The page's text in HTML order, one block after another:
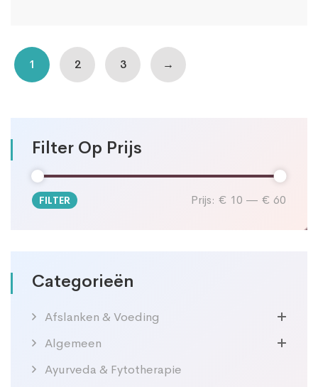
Filter Op Prijs
Min.
Max.
FILTER Prijs: € 10 — € 60
Categorieën
Afslanken & Voeding
Algemeen
Ayurveda & Fytotherapie
1 2 3 →